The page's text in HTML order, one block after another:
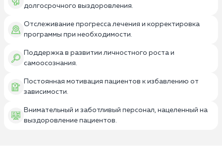
долгосрочного выздоровления.
Отслеживание прогресса лечения и корректировка
программы при необходимости.
Поддержка в развитии личностного роста и
самоосознания.
Постоянная мотивация пациентов к избавлению от
зависимости.
Внимательный и заботливый персонал, нацеленный на
выздоровление пациентов.